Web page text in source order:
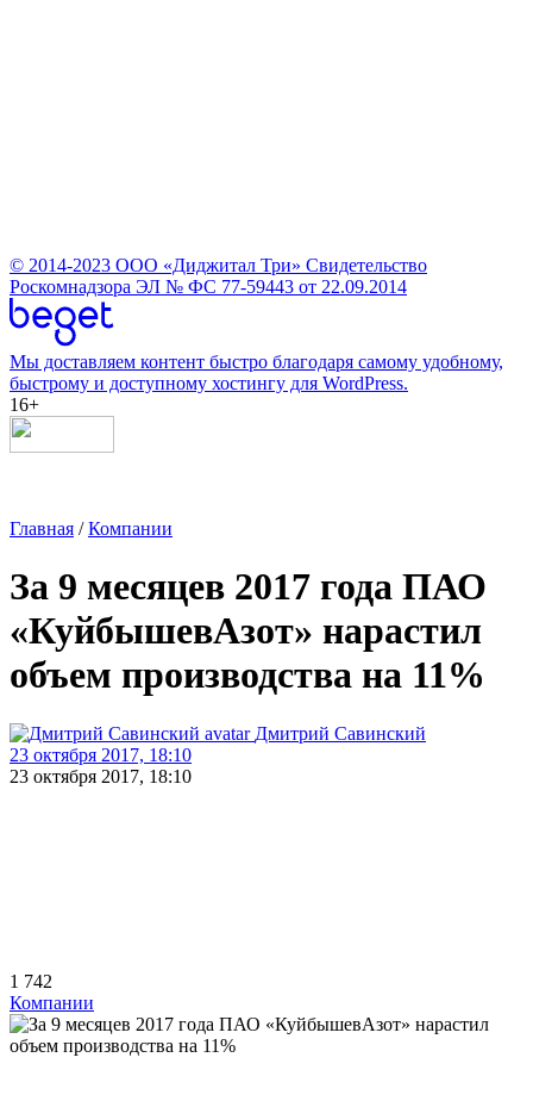
© 2014-2023 ООО «Диджитал Три» Свидетельство
Роскомнадзора ЭЛ № ФС 77-59443 от 22.09.2014
Мы доставляем контент быстро благодаря самому удобному,
быстрому и доступному хостингу для WordPress.
16+
Главная /Компании
За 9 месяцев 2017 года ПАО
«КуйбышевАзот» нарастил
объем производства на 11%
Дмитрий Савинский
23 октября 2017, 18:10
23 октября 2017, 18:10
1 742
Компании